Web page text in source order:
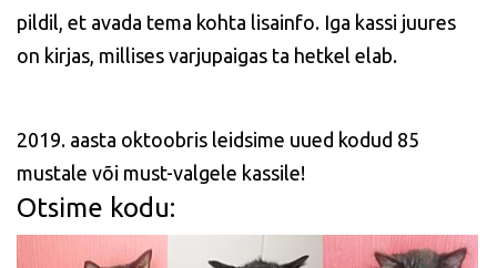
pildil, et avada tema kohta lisainfo. Iga kassi juures
on kirjas, millises varjupaigas ta hetkel elab.
2019. aasta oktoobris leidsime uued kodud 85
mustale või must-valgele kassile!
Otsime kodu: